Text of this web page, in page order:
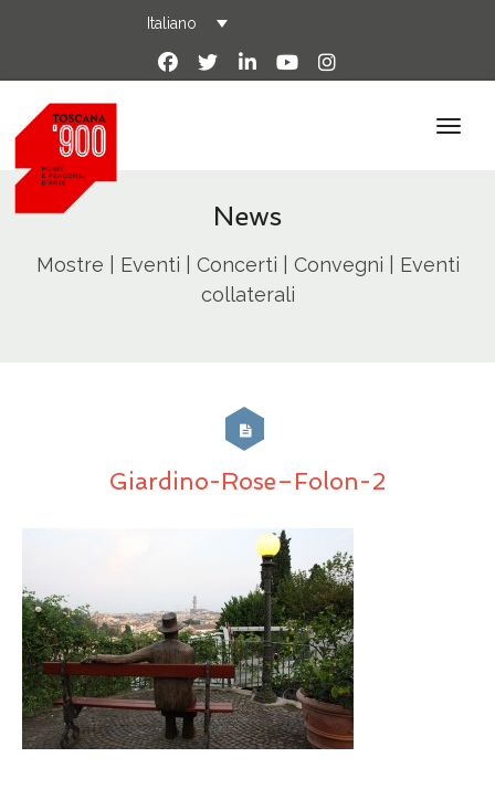
Italiano
News
Mostre | Eventi | Concerti | Convegni | Eventi
collaterali
Giardino-Rose–Folon-2